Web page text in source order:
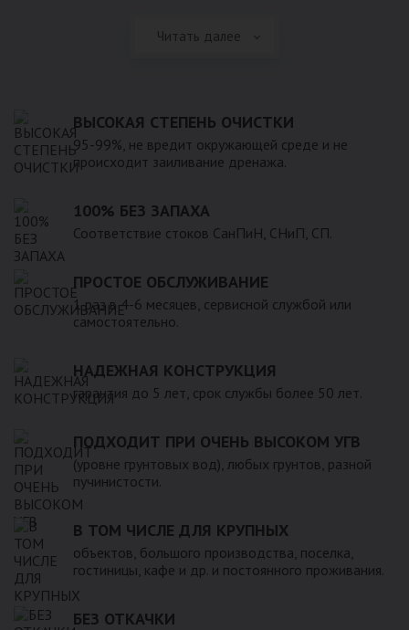
Читать далее
ВЫСОКАЯ СТЕПЕНЬ ОЧИСТКИ
95-99%, не вредит окружающей среде и не
происходит заиливание дренажа.
100% БЕЗ ЗАПАХА
Соответствие стоков СанПиН, СНиП, СП.
ПРОСТОЕ ОБСЛУЖИВАНИЕ
1 раз в 4-6 месяцев, сервисной службой или
самостоятельно.
НАДЕЖНАЯ КОНСТРУКЦИЯ
гарантия до 5 лет, срок службы более 50 лет.
ПОДХОДИТ ПРИ ОЧЕНЬ ВЫСОКОМ УГВ
(уровне грунтовых вод), любых грунтов, разной
пучинистости.
В ТОМ ЧИСЛЕ ДЛЯ КРУПНЫХ
объектов, большого производства, поселка,
гостиницы, кафе и др. и постоянного проживания.
БЕЗ ОТКАЧКИ